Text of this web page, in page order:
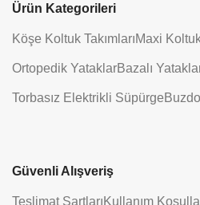
Ürün Kategorileri
Köşe Koltuk TakımlarıMaxi
Ortopedik YataklarBazalı
Torbasız Elektrikli Süpürge
Güvenli Alışveriş
Teslimat ŞartlarıKullanım